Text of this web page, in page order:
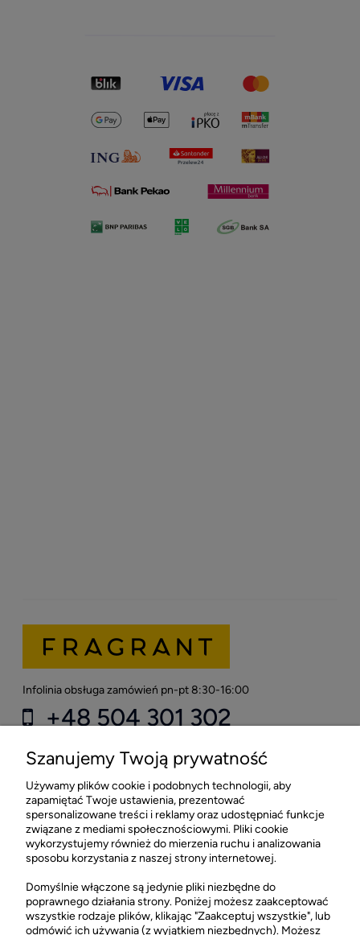
Infolinia obsługa zamówień pn-pt 8:30-16:00
+48 504 301 302
Sklep stacjonarny FRAGRANT
CH Łopuszańska 22 Lokal G03
02-220 Warszawa
Sklep stacjonarny FRAGRANT +48 505 021 505
Szanujemy Twoją prywatność
Używamy plików cookie i podobnych technologii, aby
zapamiętać Twoje ustawienia, prezentować
spersonalizowane treści i reklamy oraz udostępniać funkcje
związane z mediami społecznościowymi. Pliki cookie
wykorzystujemy również do mierzenia ruchu i analizowania
sposobu korzystania z naszej strony internetowej.
Domyślnie włączone są jedynie pliki niezbędne do
poprawnego działania strony. Poniżej możesz zaakceptować
wszystkie rodzaje plików, klikając "Zaakceptuj wszystkie", lub
odmówić ich używania (z wyjątkiem niezbędnych). Możesz